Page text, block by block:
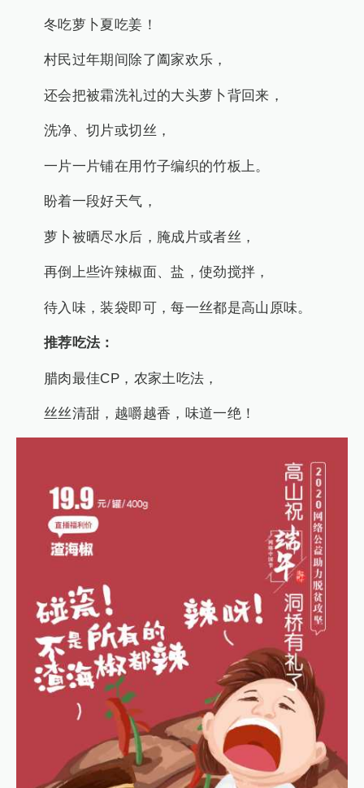
冬吃萝卜夏吃姜！
村民过年期间除了阖家欢乐，
还会把被霜洗礼过的大头萝卜背回来，
洗净、切片或切丝，
一片一片铺在用竹子编织的竹板上。
盼着一段好天气，
萝卜被晒尽水后，腌成片或者丝，
再倒上些许辣椒面、盐，使劲搅拌，
待入味，装袋即可，每一丝都是高山原味。
推荐吃法：
腊肉最佳CP，农家土吃法，
丝丝清甜，越嚼越香，味道一绝！